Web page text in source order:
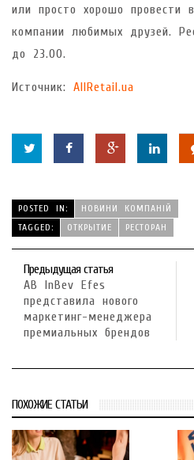
или просто хорошо провести
компании любимых друзей.
до 23.00.
Источник: AllRetail.ua
POSTED IN:
НОВИНИ КОМПАНІЙ
TAGGED:
ОТКРЫТИЕ РЕСТОРАН
Предыдущая статья
AB InBev Efes
представила нового
маркетинг-менеджера
премиальных брендов
ПОХОЖИЕ СТАТЬИ